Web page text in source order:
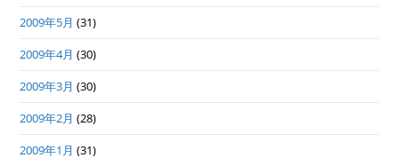
2009年5月 (31)
2009年4月 (30)
2009年3月 (30)
2009年2月 (28)
2009年1月 (31)